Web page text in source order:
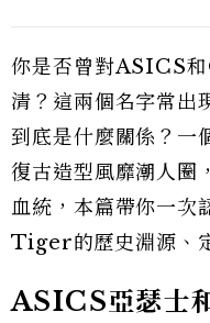
你是否曾對ASICS
清？這兩個名字常出
到底是什麼關係？一
復古造型風靡潮人圈
血統，本篇帶你一
Tiger的歷史淵源、
ASICS亞瑟